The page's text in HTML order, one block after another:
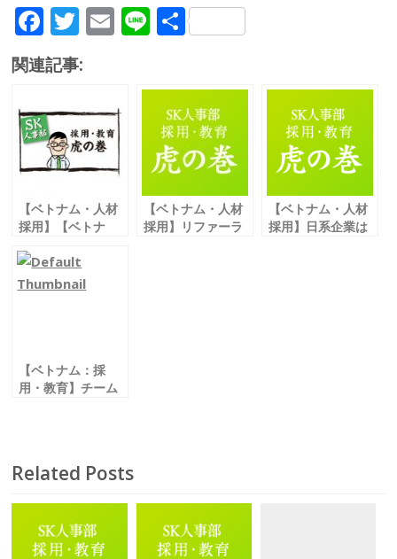
F
ac
e
b
o
o
T
itt
er
E
l
Li 共
関連記事:
【ベトナム・人材
採用】【ベトナ
用を成功させる面
接のポイントとは
【ベトナム・人材
採用】リファーラ
【ベトナム・人材
採用】日系企業は
【ベトナム：採
用・教育】チーム
Related Posts